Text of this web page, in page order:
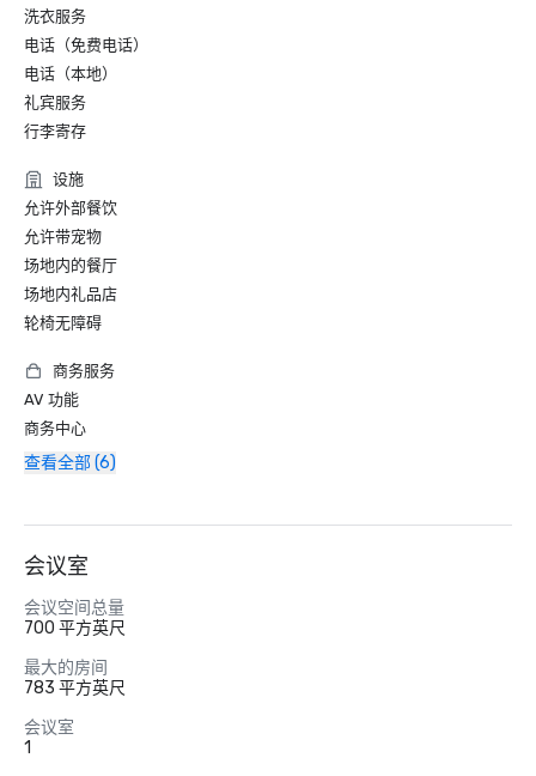
洗衣服务
电话（免费电话）
电话（本地）
礼宾服务
行李寄存
设施
允许外部餐饮
允许带宠物
场地内的餐厅
场地内礼品店
轮椅无障碍
商务服务
AV 功能
商务中心
查看全部 (6)
会议室
会议空间总量
700 平方英尺
最大的房间
783 平方英尺
会议室
1